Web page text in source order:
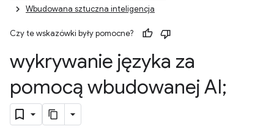
Wbudowana sztuczna inteligencja
Czy te wskazówki były pomocne?
wykrywanie języka za
pomocą wbudowanej AI;